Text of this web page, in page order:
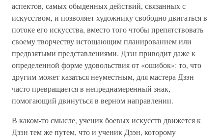
аспектов, самых обыденных действий, связанных с
искусством, и позволяет художнику свободно двигаться в
потоке его искусства, вместо того чтобы препятствовать
своему творчеству истощающим планированием или
предвзятыми представлениями. Дзэн приводит даже к
определенной форме удовольствия от «ошибок»: то, что
другим может казаться неуместным, для мастера Дзэн
часто превращается в непреднамеренный знак,
помогающий двинуться в верном направлении.
В каком-то смысле, ученик боевых искусств движется к
Дзэн тем же путем, что и ученик Дзэн, которому